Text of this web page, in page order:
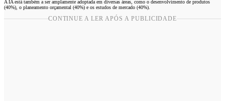
A IA está também a ser amplamente adoptada em diversas áreas, como o desenvolvimento de produtos
(40%), o planeamento orçamental (40%) e os estudos de mercado (40%).
CONTINUE A LER APÓS A PUBLICIDADE